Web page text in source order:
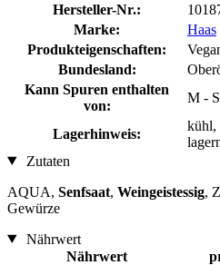
Hersteller-Nr.:
Marke:
Haas
Produkteigenschaften:
Bundesland:
Kann Spuren enthalten
von:
M -
Lagerhinweis:
kühl,
Zutaten
AQUA, Senfsaat, Weingeistessig,
Gewürze
Nährwert
Nährwert